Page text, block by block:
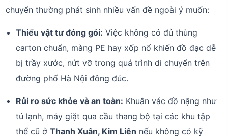
chuyển thường phát sinh nhiều vấn đề ngoài ý muốn:
Thiếu vật tư đóng gói: Việc không có đủ thùng
carton chuẩn, màng PE hay xốp nổ khiến đồ đạc dễ
bị trầy xước, nứt vỡ trong quá trình di chuyển trên
đường phố Hà Nội đông đúc.
Rủi ro sức khỏe và an toàn: Khuân vác đồ nặng như
tủ lạnh, máy giặt qua cầu thang bộ tại các khu tập
thể cũ ởThanh Xuân, Kim Liên nếu không có kỹ